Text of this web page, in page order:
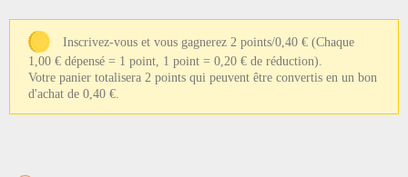
Inscrivez-vous et vous gagnerez 2 points/0,40 € (Chaque
1,00 € dépensé = 1 point, 1 point = 0,20 € de réduction).
Votre panier totalisera 2 points qui peuvent être convertis en un bon
d'achat de 0,40 €.